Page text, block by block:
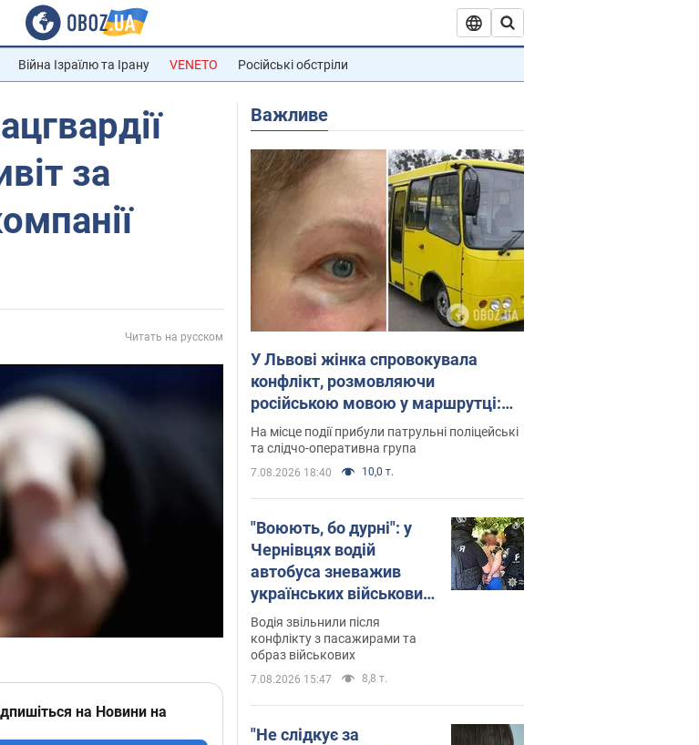
Війна Ізраїлю та Ірану VENETO Російські обстріли
за
Читать на русском
на Новини на
Важливе
У Львові жінка спровокувала
конфлікт, розмовляючи
російською мовою у маршрутці:
поліція склала адмінпротокол.
Відео
На місце події прибули патрульні поліцейські
та слідчо-оперативна група
7.08.2026 18:40 10,0 т.
"Воюють, бо дурні": у
Чернівцях водій
автобуса зневажив
українських військових
і поплатився. Відео
Водія звільнили після
конфлікту з пасажирами та
образ військових
7.08.2026 15:47 8,8 т.
"Не слідкує за